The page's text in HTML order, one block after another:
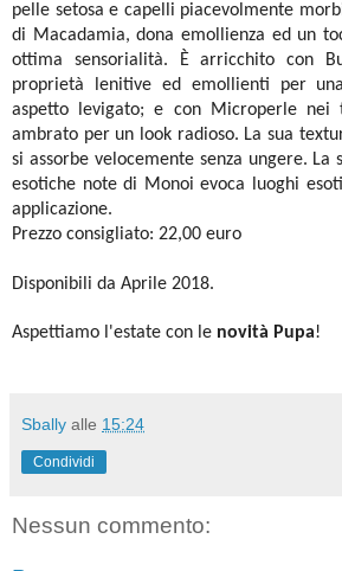
pelle setosa e capelli piacevolmente
di Macadamia, dona emollienza ed un
ottima sensorialità. È arricchito con
proprietà lenitive ed emollienti per
aspetto levigato; e con Microperle
ambrato per un look radioso. La sua
si assorbe velocemente senza ungere. La
esotiche note di Monoi evoca luoghi
applicazione.
Prezzo consigliato: 22,00 euro
Disponibili da Aprile 2018.
Aspettiamo l'estate con le novità Pupa!
Sbally alle 15:24
Condividi
Nessun commento: